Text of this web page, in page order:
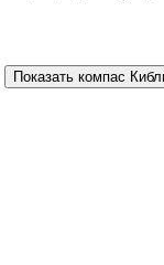
Показать компас